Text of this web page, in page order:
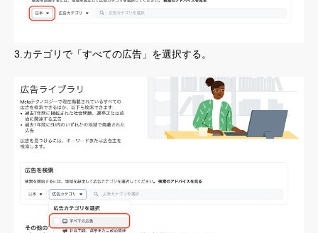
3.カテゴリで「すべての広告」を選択する。